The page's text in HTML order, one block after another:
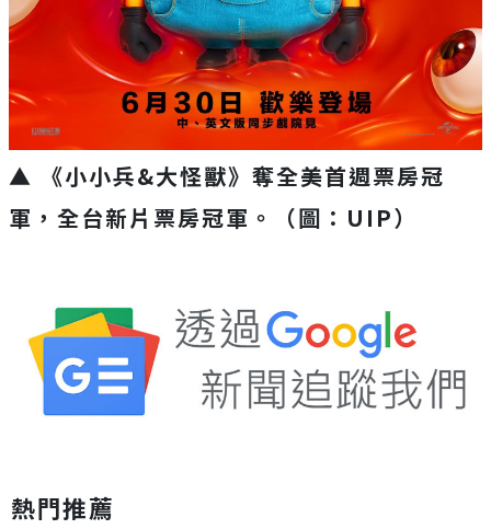
▲ 《小小兵&大怪獸》奪全美首週票房冠
軍，全台新片票房冠軍。
（圖：UIP）
熱門推薦